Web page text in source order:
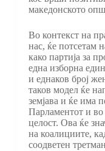
македонското
Во контекст на
нас, ќе потсетам
како партија за
една изборна
и еднаков број
таков модел ќе
земјава и ќе има
Парламентот и
целост. Ова ќе
на коалициите,
соодветен